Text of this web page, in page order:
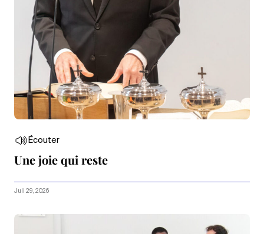
Écouter
Une joie qui reste
Juli 29, 2026